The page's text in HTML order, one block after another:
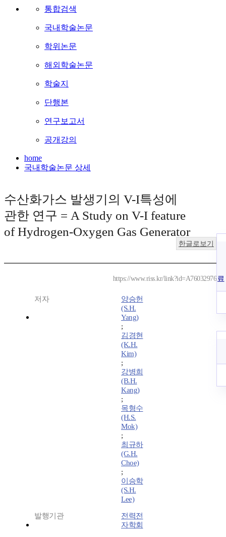
통합검색
국내학술논문
학위논문
해외학술논문
학술지
단행본
연구보고서
공개강의
home
국내학술논문 상세
수산화가스 발생기의 V-I특성에
관한 연구 = A Study on V-I feature
of Hydrogen-Oxygen Gas Generator
한글로보기
https://www.riss.kr/link?id=A76032976
저자
양승헌
(S.H.
Yang)
;
김경현
(K.H.
Kim)
;
강병희
(B.H.
Kang)
;
목형수
(H.S.
Mok)
;
최규하
(G.H.
Choe)
;
이승학
(S.H.
Lee)
발행기관
전력전
자학회
료